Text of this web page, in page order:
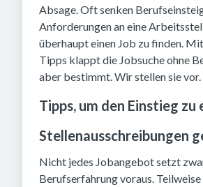
Absage. Oft senken
Anforderungen an eine
überhaupt einen Job zu finden.
Tipps klappt die Jobsuche ohne
aber bestimmt. Wir stellen sie vor.
Tipps, um den Einstieg zu
Stellenausschreibungen
Nicht jedes Jobangebot setzt
Berufserfahrung voraus. Teilweise